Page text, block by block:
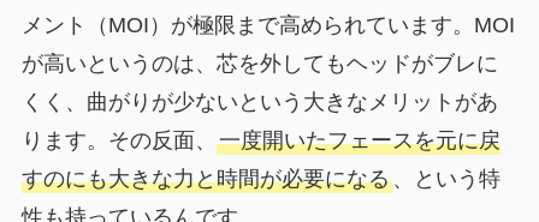
メント（MOI）が極限まで高められています。MOI
が高いというのは、芯を外してもヘッドがブレに
くく、曲がりが少ないという大きなメリットがあ
ります。その反面、 一度開いたフェースを元に戻
すのにも大きな力と時間が必要になる、という特
性も持っているんです。